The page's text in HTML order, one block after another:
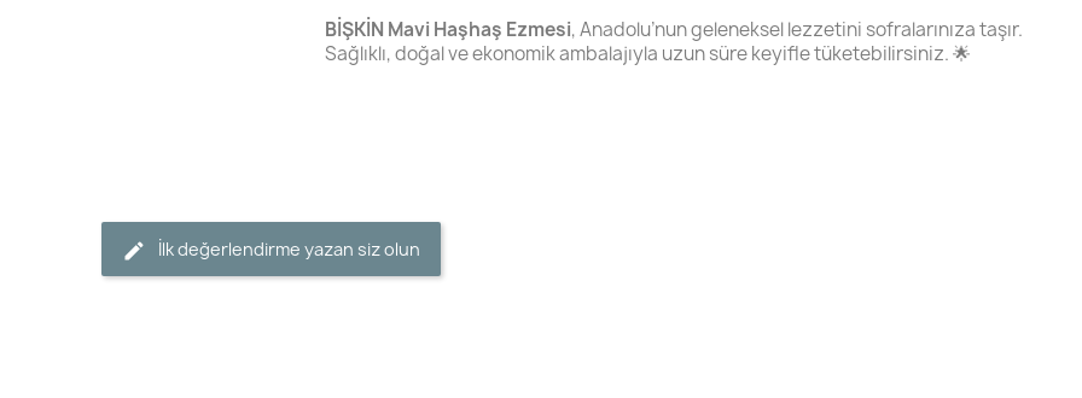
BİŞKİN Mavi Haşhaş Ezmesi, Anadolu’nun geleneksel lezzetini sofralarınıza taşır.
Sağlıklı, doğal ve ekonomik ambalajıyla uzun süre keyifle tüketebilirsiniz. 🌟
İlk değerlendirme yazan siz olun